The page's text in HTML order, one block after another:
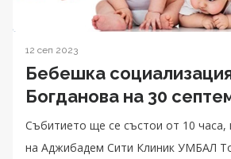
12 сеп 2023
Бебешка
Богданова на 30
Събитието ще се състои от 10 часа,
на Аджибадем Сити Клиник УМБАЛ